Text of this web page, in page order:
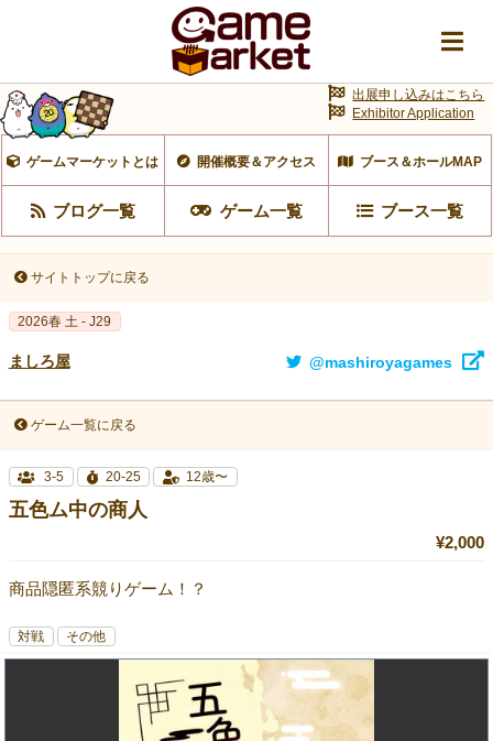
ゲームマーケットとは 開催概要＆アクセス ブース＆ホールMAP
ブログ一覧 ゲーム一覧 ブース一覧
出展申し込みはこちら
Exhibitor Application
サイトトップに戻る
2026春 土 - J29
ましろ屋 @mashiroyagames
ゲーム一覧に戻る
3-5 20-25 12歳〜
五色ム中の商人
¥2,000
商品隠匿系競りゲーム！？
対戦 その他